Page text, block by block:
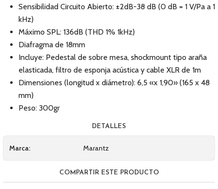
Sensibilidad Circuito Abierto: ±2dB-38 dB (0 dB = 1 V/Pa a 1
kHz)
Máximo SPL: 136dB (THD 1% 1kHz)
Diafragma de 18mm
Incluye: Pedestal de sobre mesa, shockmount tipo araña
elasticada, filtro de esponja acústica y cable XLR de 1m
Dimensiones (longitud x diámetro): 6,5 «x 1,90» (165 x 48
mm)
Peso: 300gr
DETALLES
Marca: Marantz
COMPARTIR ESTE PRODUCTO